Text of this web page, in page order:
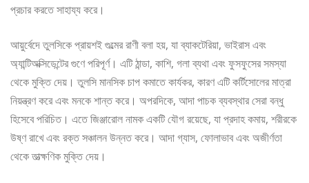
প্রচার করতে সাহায্য করে।
আয়ুর্বেদে তুলসিকে প্রায়শই গুল্মের রাণী বলা হয়, যা ব্যাকটেরিয়া, ভাইরাস এবং
অ্যান্টিঅক্সিডেন্টের গুণে পরিপূর্ণ। এটি ঠান্ডা, কাশি, গলা ব্যথা এবং ফুসফুসের সমস্যা
থেকে মুক্তি দেয়। তুলসি মানসিক চাপ কমাতে কার্যকর, কারণ এটি কর্টিসোলের মাত্রা
নিয়ন্ত্রণ করে এবং মনকে শান্ত করে। অপরদিকে, আদা পাচক ব্যবস্থার সেরা বন্ধু
হিসেবে পরিচিত। এতে জিঞ্জারোল নামক একটি যৌগ রয়েছে, যা প্রদাহ কমায়, শরীরকে
উষ্ণ রাখে এবং রক্ত সঞ্চালন উন্নত করে। আদা গ্যাস, ফোলাভাব এবং অজীর্ণতা
থেকে তাত্ক্ষণিক মুক্তি দেয়।